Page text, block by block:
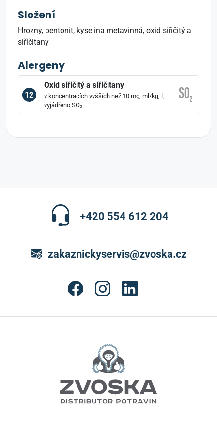
Složení
Hrozny, bentonit, kyselina metavinná, oxid siřičitý a
siřičitany
Alergeny
12
Oxid siřičitý a siřičitany
v koncentracích vyšších než 10 mg, ml/kg, l,
vyjádřeno SO₂
+420 554 612 204
zakaznickyservis@zvoska.cz